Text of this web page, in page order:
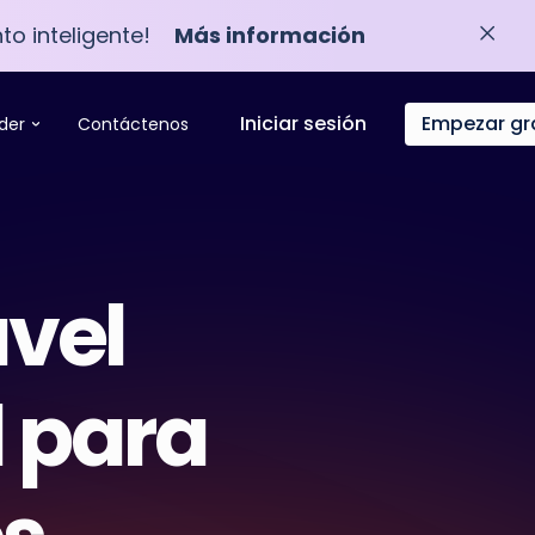
inteligente! Más información
Contáctenos Iniciar sesión Empezar